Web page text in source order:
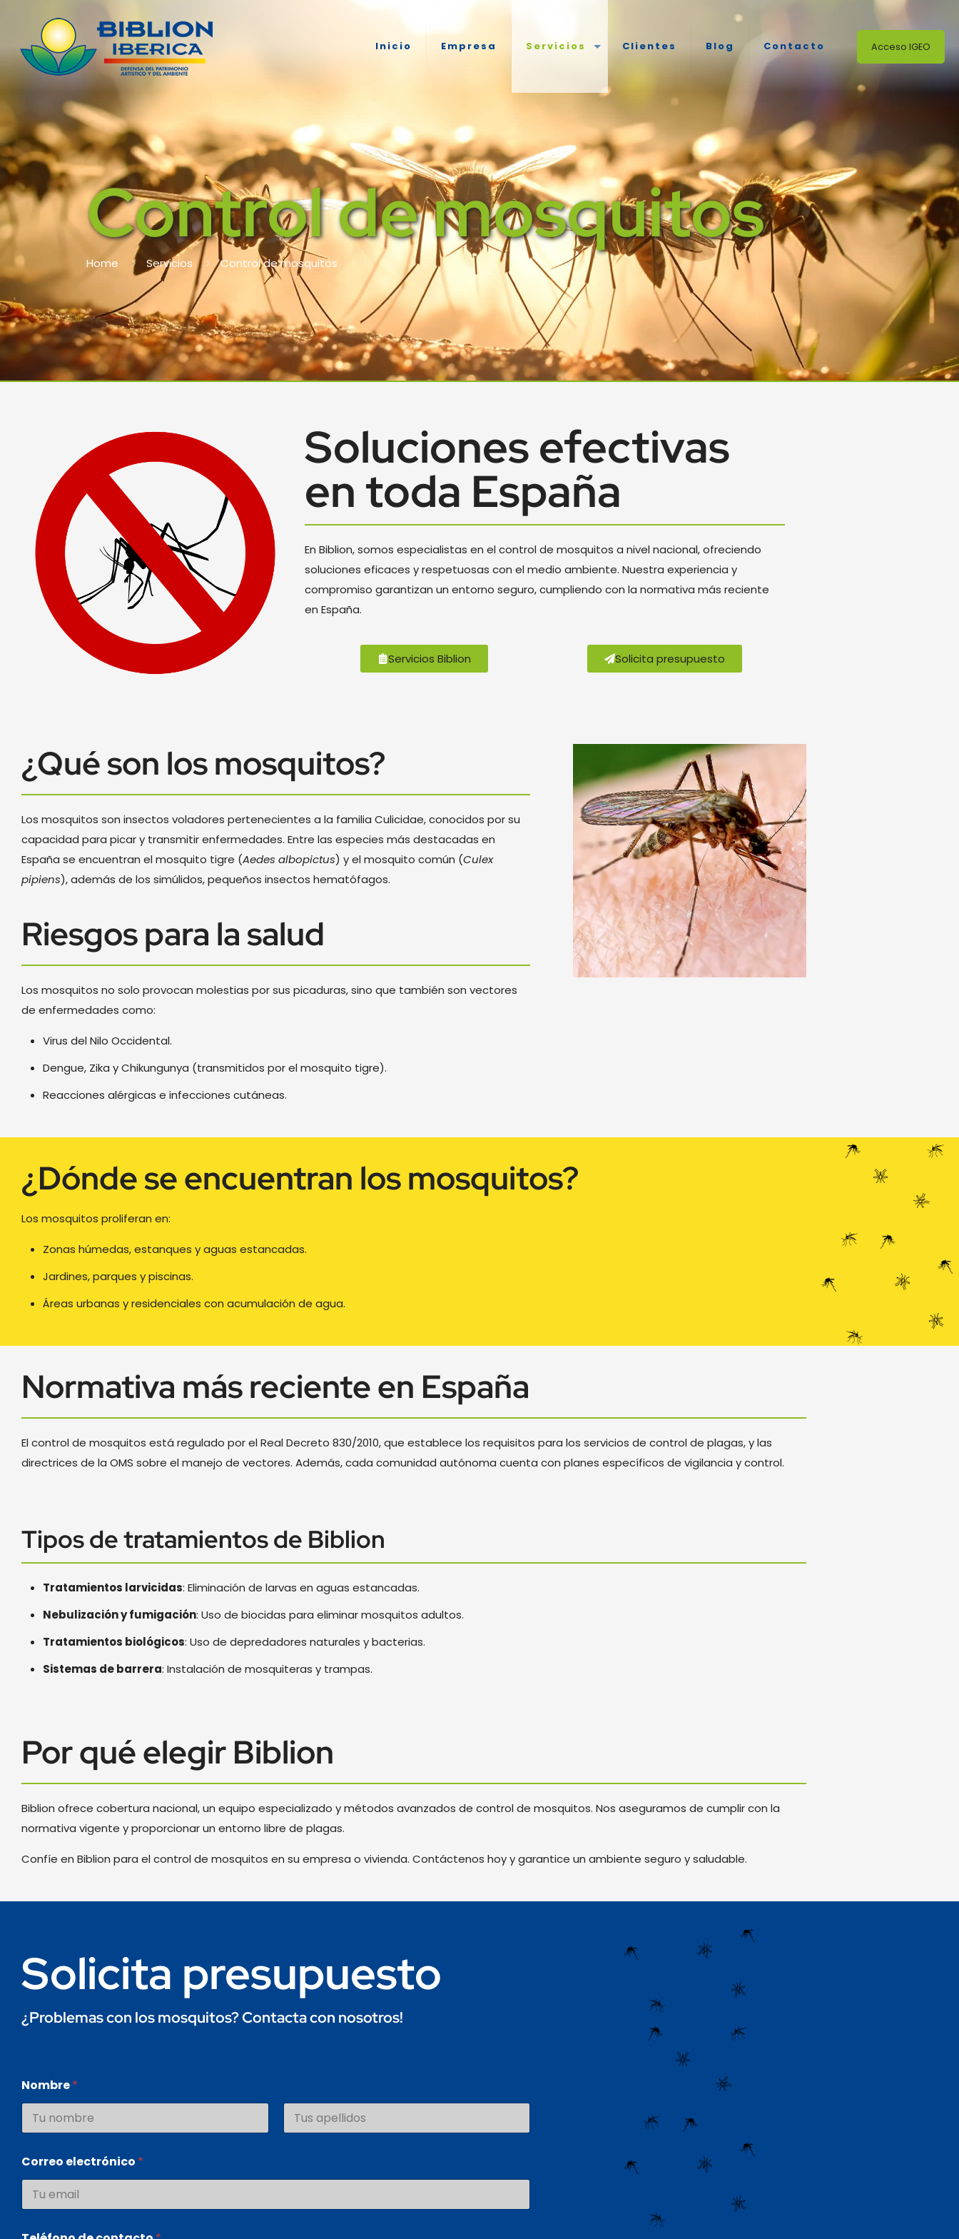
Inicio Empresa Servicios Clientes Blog Contacto Acceso IGEO
Control de mosquitos
Home Servicios Control de mosquitos
Soluciones efectivas
en toda España
En Biblion, somos especialistas en el control de mosquitos a nivel nacional, ofreciendo
soluciones eficaces y respetuosas con el medio ambiente. Nuestra experiencia y
compromiso garantizan un entorno seguro, cumpliendo con la normativa más reciente
en España.
Servicios Biblion Solicita presupuesto
¿Qué son los mosquitos?
Los mosquitos son insectos voladores pertenecientes a la familia Culicidae, conocidos por su
capacidad para picar y transmitir enfermedades. Entre las especies más destacadas en
España se encuentran el mosquito tigre (Aedes albopictus) y el mosquito común (Culex
pipiens), además de los simúlidos, pequeños insectos hematófagos.
Riesgos para la salud
Los mosquitos no solo provocan molestias por sus picaduras, sino que también son vectores
de enfermedades como:
Virus del Nilo Occidental.
Dengue, Zika y Chikungunya (transmitidos por el mosquito tigre).
Reacciones alérgicas e infecciones cutáneas.
¿Dónde se encuentran los mosquitos?
Los mosquitos proliferan en:
Zonas húmedas, estanques y aguas estancadas.
Jardines, parques y piscinas.
Áreas urbanas y residenciales con acumulación de agua.
Normativa más reciente en España
El control de mosquitos está regulado por el Real Decreto 830/2010, que establece los requisitos para los servicios de control de plagas, y las
directrices de la OMS sobre el manejo de vectores. Además, cada comunidad autónoma cuenta con planes específicos de vigilancia y control.
Tipos de tratamientos de Biblion
Tratamientos larvicidas: Eliminación de larvas en aguas estancadas.
Nebulización y fumigación: Uso de biocidas para eliminar mosquitos adultos.
Tratamientos biológicos: Uso de depredadores naturales y bacterias.
Sistemas de barrera: Instalación de mosquiteras y trampas.
Por qué elegir Biblion
Biblion ofrece cobertura nacional, un equipo especializado y métodos avanzados de control de mosquitos. Nos aseguramos de cumplir con la
normativa vigente y proporcionar un entorno libre de plagas.
Confíe en Biblion para el control de mosquitos en su empresa o vivienda. Contáctenos hoy y garantice un ambiente seguro y saludable.
Solicita presupuesto
¿Problemas con los mosquitos?Contacta con nosotros!
Nombre*
Correo electrónico *